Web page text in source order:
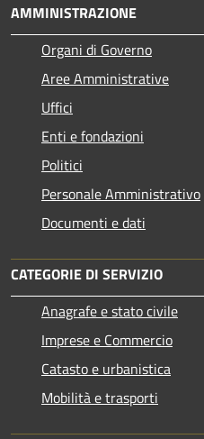
AMMINISTRAZIONE
Organi di Governo
Aree Amministrative
Uffici
Enti e fondazioni
Politici
Personale Amministrativo
Documenti e dati
CATEGORIE DI SERVIZIO
Anagrafe e stato civile
Imprese e Commercio
Catasto e urbanistica
Mobilità e trasporti